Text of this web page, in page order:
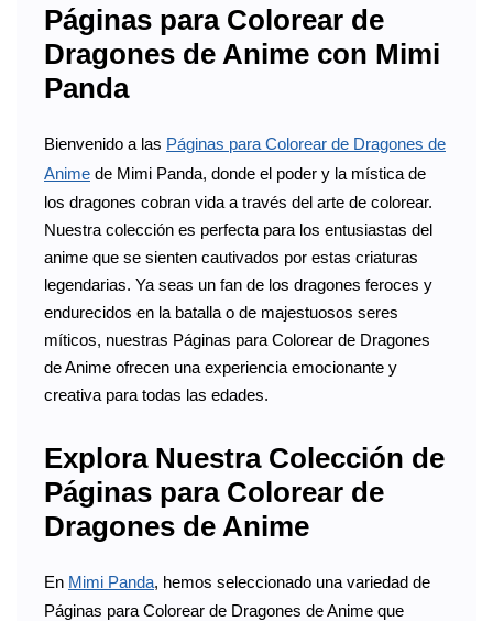
Páginas para Colorear de
Dragones de Anime con Mimi
Panda
Bienvenido a las Páginas para Colorear de Dragones de
Anime de Mimi Panda, donde el poder y la mística de
los dragones cobran vida a través del arte de colorear.
Nuestra colección es perfecta para los entusiastas del
anime que se sienten cautivados por estas criaturas
legendarias. Ya seas un fan de los dragones feroces y
endurecidos en la batalla o de majestuosos seres
míticos, nuestras Páginas para Colorear de Dragones
de Anime ofrecen una experiencia emocionante y
creativa para todas las edades.
Explora Nuestra Colección de
Páginas para Colorear de
Dragones de Anime
En Mimi Panda, hemos seleccionado una variedad de
Páginas para Colorear de Dragones de Anime que